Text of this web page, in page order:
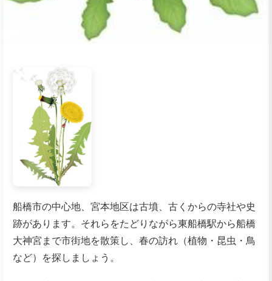
船橋市の中心地、宮本地区は古墳、古くからの寺社や史
跡があります。それらをたどりながら東船橋駅から船橋
大神宮まで市街地を散策し、春の訪れ（植物・昆虫・鳥
など）を探しましょう。